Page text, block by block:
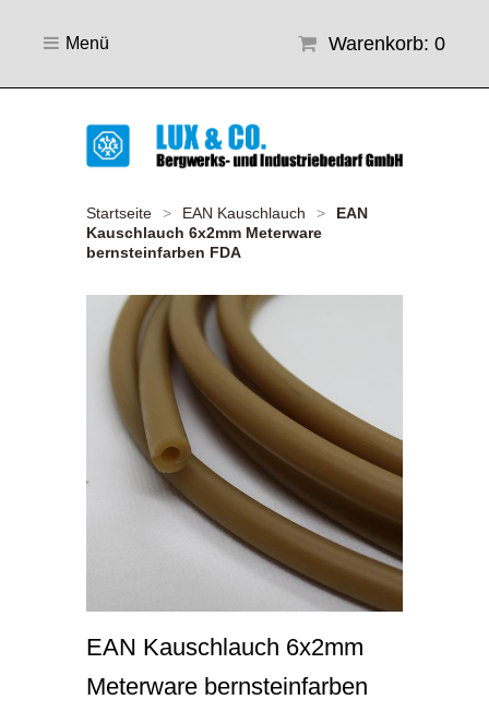
Warenkorb: 0
Menü
Startseite > EAN Kauschlauch >
EAN
Kauschlauch 6x2mm Meterware
bernsteinfarben FDA
EAN Kauschlauch 6x2mm
Meterware bernsteinfarben